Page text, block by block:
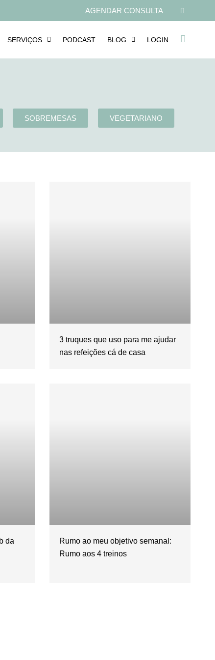
AGENDAR CONSULTA
SERVIÇOS PODCAST BLOG LOGIN
SOBREMESAS VEGETARIANO
3 truques que uso para me ajudar
nas refeições cá de casa
da
Rumo ao meu objetivo semanal:
Rumo aos 4 treinos